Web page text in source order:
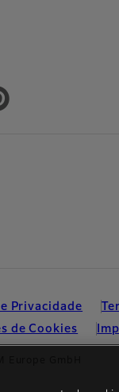
Privacidade
de Cookies